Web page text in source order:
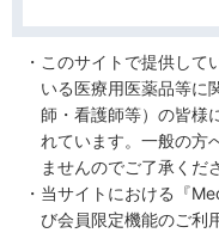
このサイトで提供して
いる医療用医薬品等に
師・看護師等）の皆様
れています。一般の方
ませんのでご了承くだ
当サイトにおける『
び会員限定機能のご利